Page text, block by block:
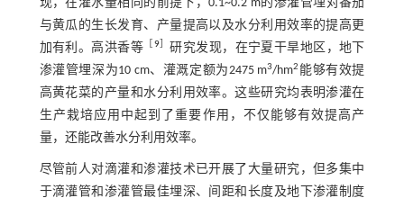
现，在灌水量相同的前提下，0.1~0.2 m的渗灌管埋对番茄
与黄瓜的生长发育、产量提高以及水分利用效率的提高更
加有利。高洪香等
9］研究发现，在宁夏干旱地区，地下
渗灌管埋深为10 cm、灌溉定额为2475 m3/hm2 能够有效提
高黄花菜的产量和水分利用效率。这些研究均表明渗灌在
生产栽培应用中起到了重要作用，不仅能够有效提高产
量，还能改善水分利用效率。
尽管前人对滴灌和渗灌技术已开展了大量研究，但多集中
于滴灌管和渗灌管最佳埋深、间距和长度及地下渗灌制度